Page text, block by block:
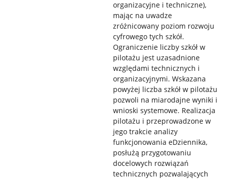
organizacyjne i techniczne),
mając na uwadze
zróżnicowany poziom rozwoju
cyfrowego tych szkół.
Ograniczenie liczby szkół w
pilotażu jest uzasadnione
względami technicznych i
organizacyjnymi. Wskazana
powyżej liczba szkół w pilotażu
pozwoli na miarodajne wyniki i
wnioski systemowe. Realizacja
pilotażu i przeprowadzone w
jego trakcie analizy
funkcjonowania eDziennika,
posłużą przygotowaniu
docelowych rozwiązań
technicznych pozwalających